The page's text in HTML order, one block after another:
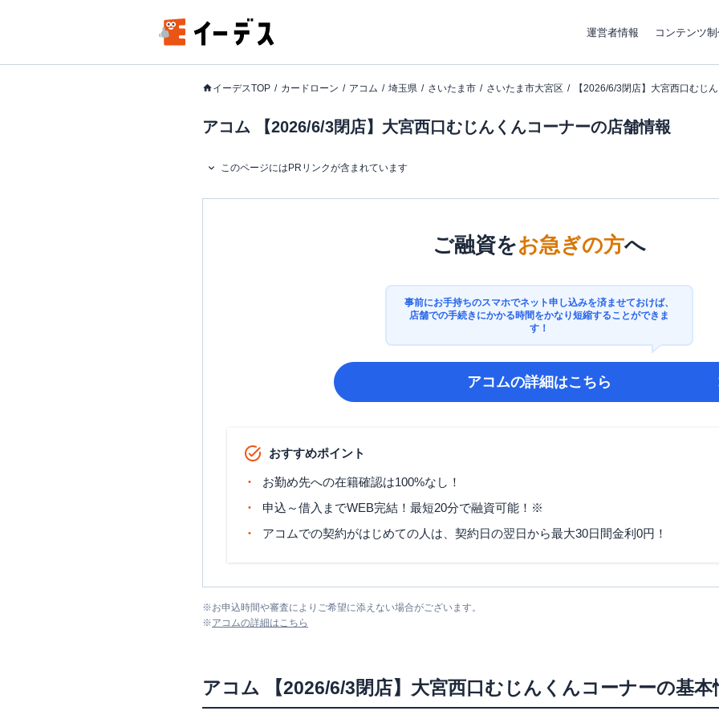
運営者情報 コンテンツ
イーデスTOP カードローン アコム 埼玉県 さいたま市 さいたま市大宮区 【2026/6/3閉店】大宮西口むじ
アコム 【2026/6/3閉店】大宮西口むじんくんコーナーの店舗情報
このページにはPRリンクが含まれています
ご融資をお急ぎの方へ
事前にお手持ちのスマホでネット申し込みを済ませておけば、
店舗での手続きにかかる時間をかなり短縮することができま
す！
アコムの詳細はこちら
おすすめポイント
お勤め先への在籍確認は100%なし！
申込～借入までWEB完結！最短20分で融資可能！※
アコムでの契約がはじめての人は、契約日の翌日から最大30日間金利0円！
※お申込時間や審査によりご希望に添えない場合がございます。
※アコムの詳細はこちら
アコム 【2026/6/3閉店】大宮西口むじんくんコーナーの基本